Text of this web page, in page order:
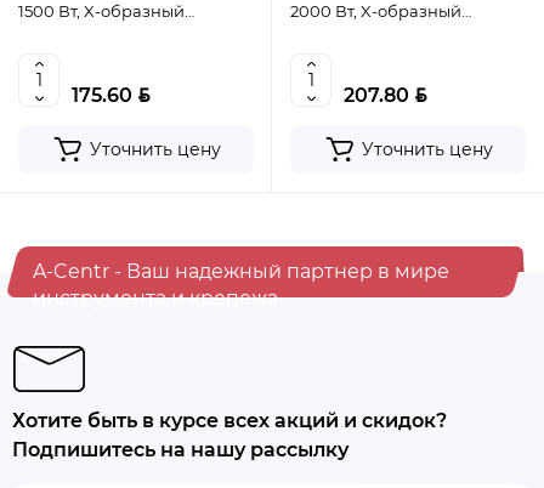
1500 Вт, X-образный
175.60 BYN
Уточнить цену
2000 Вт, X-образный
207.80 BYN
Уточнить цену
A-Centr - Ваш надежный партнер в мире
инструмента и крепежа
Хотите быть в курсе всех акций и скидок?
Подпишитесь на нашу рассылку